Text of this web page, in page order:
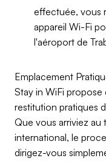
effectuée, vous
appareil Wi-Fi
l'aéroport de
Emplacement
Stay in WiFi
restitution pratiques
Que vous arriviez au
international, le
dirigez-vous